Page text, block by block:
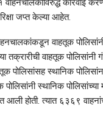
वाहनचालकाविरुद्ध कारवाई
जप्त केल्या आहेत.
वाहतूक
तक्रारीची वाहतूक
स्थानिक पोलिसांना
पोलिसांनी स्थानिक
आली होती. त्यात ६३६९